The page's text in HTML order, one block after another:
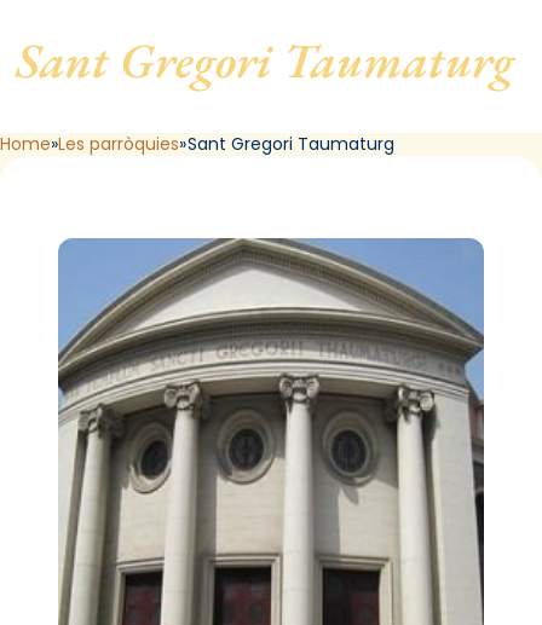
Sant Gregori Taumaturg,
de Barcelona
Home Les parròquies Sant Gregori Taumaturg